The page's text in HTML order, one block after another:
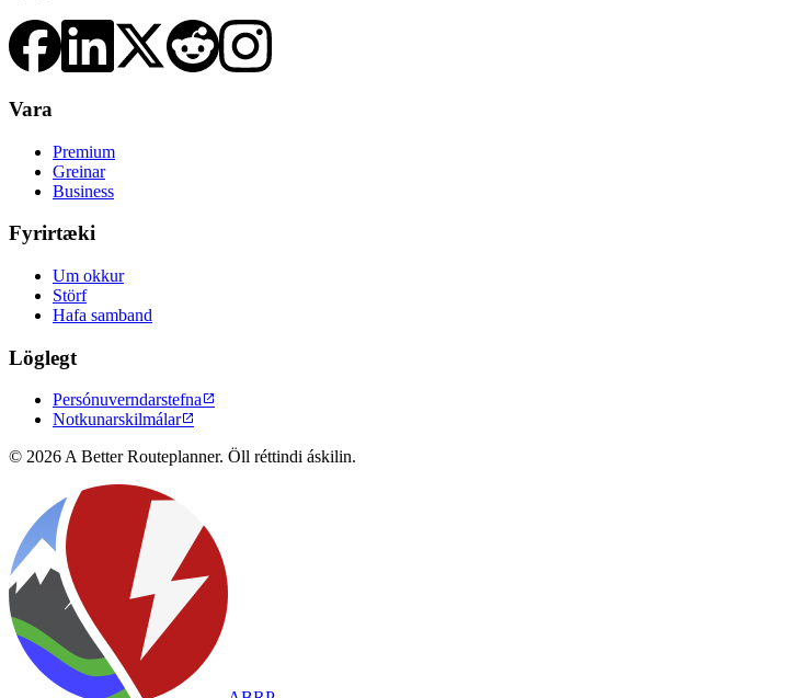
Vara
Premium
Greinar
Business
Fyrirtæki
Um okkur
Störf
Hafa samband
Löglegt
Persónuverndarstefna
Notkunarskilmálar
© 2026 A Better Routeplanner. Öll réttindi áskilin.